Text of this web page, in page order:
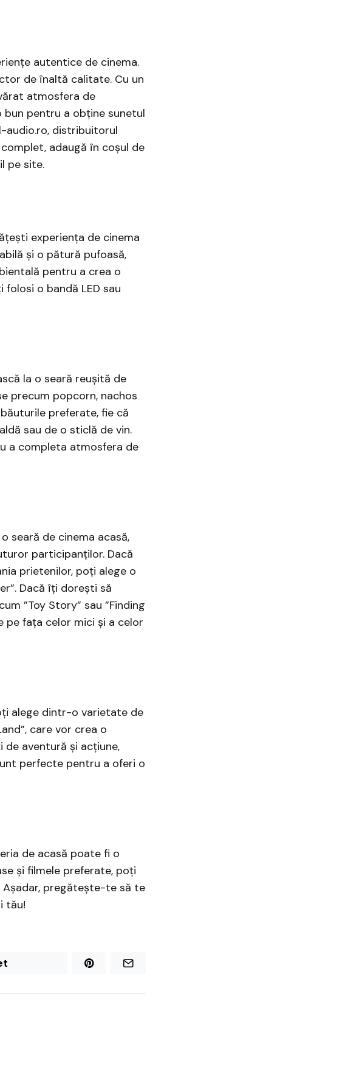
autentice de cinema.
de înaltă calitate. Cu un
atmosfera de
bun pentru a obține sunetul
audio.ro, distribuitorul
adaugă în coșul de
pe site.
experiența de cinema
și o pătură pufoasă,
pentru a crea o
o bandă LED sau
la o seară reușită de
precum popcorn, nachos
preferate, fie că
sau de o sticlă de vin.
a completa atmosfera de
seară de cinema acasă,
participanților. Dacă
prietenilor, poți alege o
Dacă îți dorești să
”Toy Story” sau ”Finding
pe fața celor mici și a celor
alege dintr-o varietate de
care vor crea o
aventură și acțiune,
perfecte pentru a oferi o
de acasă poate fi o
și filmele preferate, poți
Așadar, pregătește-te să te
tău!